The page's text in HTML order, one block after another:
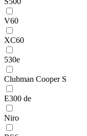
V60
XC60
530e
Clubman Cooper S
E300 de
Niro